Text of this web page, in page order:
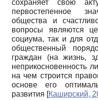
сохраняет свою
первостепенное
общества и
вопросы являются
социума, так и для
общественный
граждан (на жизнь,
неприкосновенность
на чем строится
основе его
развития [Каширский,